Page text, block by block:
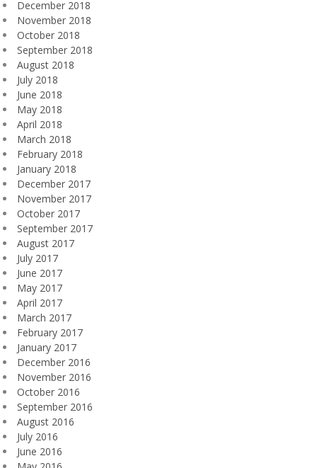
December 2018
November 2018
October 2018
September 2018
August 2018
July 2018
June 2018
May 2018
April 2018
March 2018
February 2018
January 2018
December 2017
November 2017
October 2017
September 2017
August 2017
July 2017
June 2017
May 2017
April 2017
March 2017
February 2017
January 2017
December 2016
November 2016
October 2016
September 2016
August 2016
July 2016
June 2016